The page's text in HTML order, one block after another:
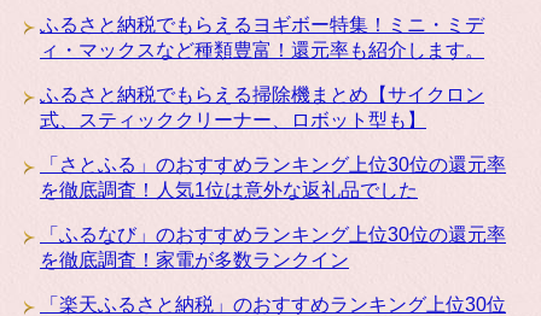
ふるさと納税でもらえるヨギボー特集！ミニ・ミデ
ィ・マックスなど種類豊富！還元率も紹介します。
ふるさと納税でもらえる掃除機まとめ【サイクロン
式、スティッククリーナー、ロボット型も】
「さとふる」のおすすめランキング上位30位の還元率
を徹底調査！人気1位は意外な返礼品でした
「ふるなび」のおすすめランキング上位30位の還元率
を徹底調査！家電が多数ランクイン
「楽天ふるさと納税」のおすすめランキング上位30位